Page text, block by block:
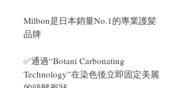
Milbon是日本銷量No.1的專業護髪
品牌
✅通過“Botani Carbonating
Technology”在染色後立即固定美麗